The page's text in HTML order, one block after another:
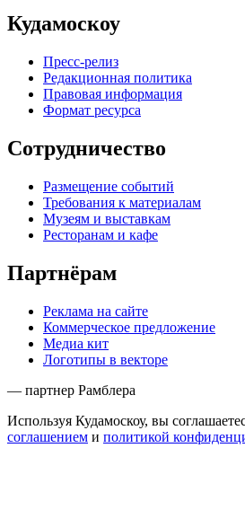
Кудамоскоу
Пресс-релиз
Редакционная политика
Правовая информация
Формат ресурса
Сотрудничество
Размещение событий
Требования к материалам
Музеям и выставкам
Ресторанам и кафе
Партнёрам
Реклама на сайте
Коммерческое предложение
Медиа кит
Логотипы в векторе
— партнер Рамблера
Используя Кудамоскоу, вы
соглашением и политикой